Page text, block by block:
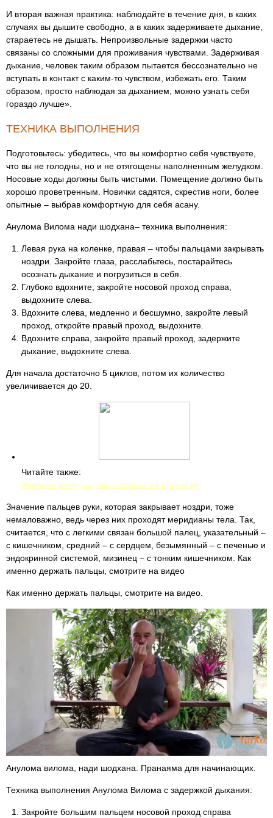
И вторая важная практика: наблюдайте в течение дня, в каких
случаях вы дышите свободно, а в каких задерживаете дыхание,
стараетесь не дышать. Непроизвольные задержки часто
связаны со сложными для проживания чувствами. Задерживая
дыхание, человек таким образом пытается бессознательно не
вступать в контакт с каким-то чувством, избежать его. Таким
образом, просто наблюдая за дыханием, можно узнать себя
гораздо лучше».
ТЕХНИКА ВЫПОЛНЕНИЯ
Подготовьтесь: убедитесь, что вы комфортно себя чувствуете,
что вы не голодны, но и не отягощены наполненным желудком.
Носовые ходы должны быть чистыми. Помещение должно быть
хорошо проветренным. Новички садятся, скрестив ноги, более
опытные – выбрав комфортную для себя асану.
Анулома Вилома нади шодхана– техника выполнения:
Левая рука на коленке, правая – чтобы пальцами закрывать
ноздри. Закройте глаза, расслабьтесь, постарайтесь
осознать дыхание и погрузиться в себя.
Глубоко вдохните, закройте носовой проход справа,
выдохните слева.
Вдохните слева, медленно и бесшумно, закройте левый
проход, откройте правый проход, выдохните.
Вдохните справа, закройте правый проход, задержите
дыхание, выдохните слева.
Для начала достаточно 5 циклов, потом их количество
увеличивается до 20.
Читайте также:
Влияние физкультуры и спорта на организм
Значение пальцев руки, которая закрывает ноздри, тоже
немаловажно, ведь через них проходят меридианы тела. Так,
считается, что с легкими связан большой палец, указательный –
с кишечником, средний – с сердцем, безымянный – с печенью и
эндокринной системой, мизинец – с тонким кишечником. Как
именно держать пальцы, смотрите на видео
Как именно держать пальцы, смотрите на видео.
Анулома вилома, нади шодхана. Пранаяма для начинающих.
Техника выполнения Анулома Вилома с задержкой дыхания:
Закройте большим пальцем носовой проход справа